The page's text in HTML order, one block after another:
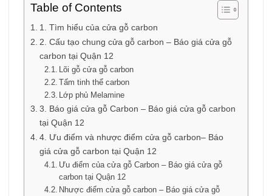
Table of Contents
1. Tìm hiểu của cửa gỗ carbon
2. Cấu tạo chung cửa gỗ carbon – Báo giá cửa gỗ
carbon tại Quận 12
Lõi gỗ cửa gỗ carbon
Tấm tinh thể carbon
Lớp phủ Melamine
3. Báo giá cửa gỗ Carbon – Báo giá cửa gỗ carbon
tại Quận 12
4. Ưu điểm và nhược điểm cửa gỗ carbon– Báo
giá cửa gỗ carbon tại Quận 12
Ưu điểm của cửa gỗ Carbon – Báo giá cửa gỗ
carbon tại Quận 12
Nhược điểm cửa gỗ carbon – Báo giá cửa gỗ